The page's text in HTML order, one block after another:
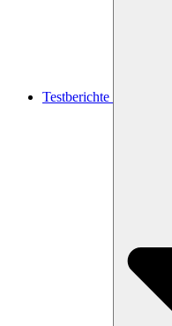
Testberichte